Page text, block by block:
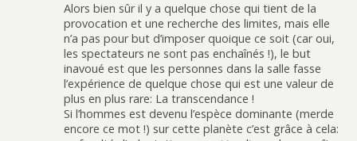
Alors bien sûr il y a quelque chose qui tient de la
provocation et une recherche des limites, mais elle
n’a pas pour but d’imposer quoique ce soit (car oui,
les spectateurs ne sont pas enchaînés !), le but
inavoué est que les personnes dans la salle fasse
l’expérience de quelque chose qui est une valeur de
plus en plus rare: La transcendance !
Si l’hommes est devenu l’espèce dominante (merde
encore ce mot !) sur cette planète c’est grâce à cela: